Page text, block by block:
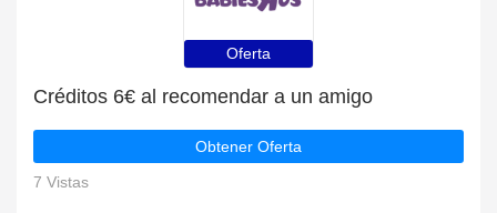
Oferta
Créditos 6€ al recomendar a un amigo
Obtener Oferta
7 Vistas